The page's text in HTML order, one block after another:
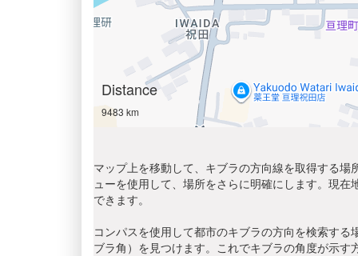
Distance
9483 km
マップ上を移動して、キブラの方向線を取得する
ューを使用して、場所をさらに明確にします。現
できます。
コンパスを使用して都市のキブラの方向を検索す
ブラ角）を見つけます。これでキブラの角度が示す